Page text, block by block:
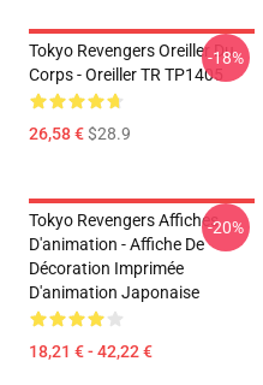
Tokyo Revengers Oreiller Du
Corps - Oreiller TR TP1405
26,58 €$28.9
-18%
Tokyo Revengers Affiches
D'animation - Affiche De
Décoration Imprimée
D'animation Japonaise
18,21 € - 42,22 €
-20%